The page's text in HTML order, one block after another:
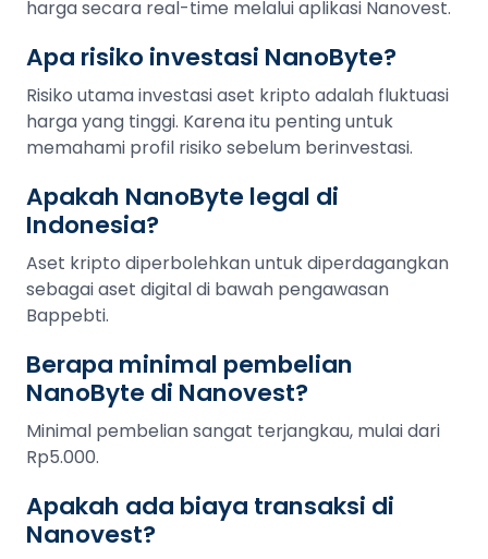
harga secara real-time melalui aplikasi Nanovest.
Apa risiko investasi NanoByte?
Risiko utama investasi aset kripto adalah fluktuasi
harga yang tinggi. Karena itu penting untuk
memahami profil risiko sebelum berinvestasi.
Apakah NanoByte legal di
Indonesia?
Aset kripto diperbolehkan untuk diperdagangkan
sebagai aset digital di bawah pengawasan
Bappebti.
Berapa minimal pembelian
NanoByte di Nanovest?
Minimal pembelian sangat terjangkau, mulai dari
Rp5.000.
Apakah ada biaya transaksi di
Nanovest?